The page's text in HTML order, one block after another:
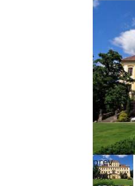
prev
next